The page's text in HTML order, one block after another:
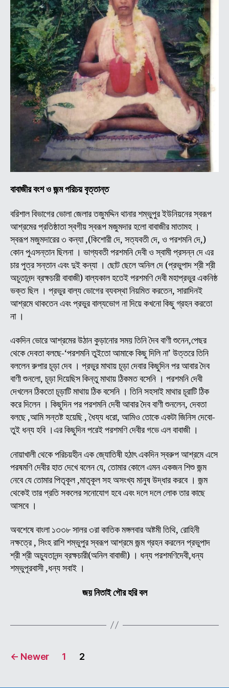
বাবাজীর বংশ ও জন্ম পরিচয় বৃত্তান্ত
বরিশাল বিভাগের ভোলা জেলার তজুমদ্দিন থানার শম্ভুপুর ইউনিয়নের স্বরূপ
আশ্রমের প্রতিষ্ঠাতা স্বগীয় স্বরূপ মজুমদার হলো বাবাজীর মাতামহ ।
স্বরূপ মজুমদারের ৩ কন্যা ,(কিশোরী দে, সত্যবতী দে, ও পরশমনি দে,)
কোন পুএসন্তান ছিলনা । ভাগ্যবতী পরশমনি দেবী ও স্বামী প্রসন্ন দে এর
চার পুত্র সন্তান এবং দুই কন্যা । ছোট ছেলে অনিল দে (প্রভুপাদ শ্রী শ্রী
অচুতানন্দ ব্রক্ষচারী বাবাজী) বাল্যকাল হতেই পরশমণি দেবী মহাপ্রভুর একনিষ্ঠ
ভক্ত ছিল । প্রভুর বাল্য ভোগের ব্যবস্থা নিয়মিত করতেন, সারাদিনই
আশ্রমে থাকতেন এবং প্রভুর বাল্যভোগ না দিয়ে কখনো কিছু গ্রহন করতো
না ।
একদিন ভোরে আশ্রমের উঠান কুড়ানোর সময় তিনি দৈব বাণী শুনেন,পেছর
থেকে দেবতা বলছে-‘পরশমনি তুইতো আমাকে কিছু দিলি না’ উত্তরে তিনি
বললেন রুপার চূড়া দেব । প্রভুর মাথায় চূড়া দেবার কিছুদিন পর আবার দৈব
বাণী শুনলো, চূড়া দিয়েছিস কিন্তু মাথায় ঠিকমত বসেনি । পরশমনি দেবী
দেখলেন ঠিকতো চূড়াটি মাথায় ঠিক বসেনি । তিনি সহসাই মাথার চূরাটি ঠিক
করে দিলেন । কিছুদিন পর পরশমনি দেবী আবার দৈব বাণী শুনলেন, দেবতা
বলছে ,আমি সন্তষ্ট হয়েছি , ধৈয্য ধরো, আমিও তোকে একটা জিনিস দেবো-
তুই ধন্য হবি ।এর কিছুদিন পরেই পরশমণি দেবীর গভে এল বাবাজী ।
নোয়াখালী থেকে পরিচয়হীন এক জ্যোতিষী হঠাৎ একদিন স্বরুপ আশ্রমে এসে
পরষমণি দেবীর হাত দেখে বলেন যে, তোমার কোলে এমন একজন শিশু জন্ম
নেবে যে তোমার পিতৃকূল ,মাতৃকূল সহ অসংখ্য মানুষ উদ্ধার করবে । জন্ম
থেকেই তার প্রতি সকলের সনোযোগ হবে এবং দলে দলে লোক তার কাছে
আসবে ।
অবশেষে বাংলা ১৩৩৮ সালর ৩রা কাতিক মঙ্গলবার অষ্টমী তিথি, রোহিনী
নক্ষত্রে , সিংহ রাশি শম্ভুপুর স্বরূপ আশ্রমে জন্ম গ্রহন করলেন প্রভুপাদ
শ্রী শ্রী অচ্যুতানন্দ ব্রক্ষচারী(অনিল বাবাজী) । ধন্য পরশমণিদেবী,ধন্য
শম্ভুপূরবাসী ,ধন্য সবাই ।
জয় নিতাই গৌর হরি বল
Posts
← Newer 1 2